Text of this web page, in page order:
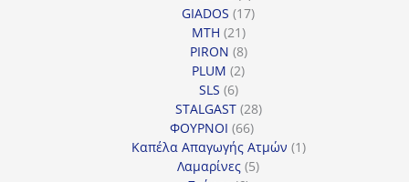
προϊόν
GIADOS 1717
MTH 2121
προϊόντα
PIRON 88
προϊόντα
PLUM 22
SLS 66
προϊόντα
STALGAST 2828
ΦΟΥΡΝΟΙ 6666
προϊόντα
Καπέλα Απαγωγής Ατμών 11
Λαμαρίνες 55